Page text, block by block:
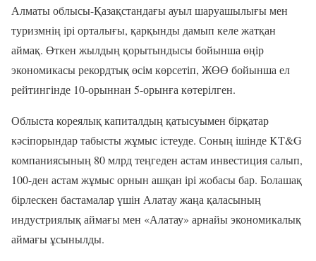
Алматы облысы-Қазақстандағы ауыл шаруашылығы мен
туризмнің ірі орталығы, қарқынды дамып келе жатқан
аймақ. Өткен жылдың қорытындысы бойынша өңір
экономикасы рекордтық өсім көрсетіп, ЖӨӨ бойынша ел
рейтингінде 10-орыннан 5-орынға көтерілген.
Облыста кореялық капиталдың қатысуымен бірқатар
кәсіпорындар табысты жұмыс істеуде. Соның ішінде KT&G
компаниясының 80 млрд теңгеден астам инвестиция салып,
100-ден астам жұмыс орнын ашқан ірі жобасы бар. Болашақ
бірлескен бастамалар үшін Алатау жаңа қаласының
индустриялық аймағы мен «Алатау» арнайы экономикалық
аймағы ұсынылды.